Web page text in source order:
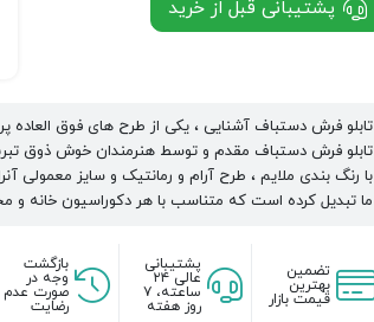
پشتیبانی قبل از خرید
تابلو فرش دستباف آشنایی ، یکی از طرح های فوق العاده
تابلو فرش دستباف مقدم و توسط هنرمندان خوش ذوق
با رنگ بندی ملایم ، طرح آرام و رمانتیک و سایز معمولی
ما تبدیل کرده است که متناسب با هر دکوراسیون خانه و
تضمین
بهترین
قیمت بازار
پشتیبانی
عالی ۲۴
ساعته، ۷
روز هفته
بازگشت
وجه در
صورت عدم
رضایت